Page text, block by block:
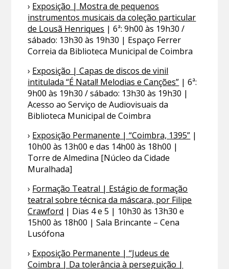
› Exposição | Mostra de pequenos
instrumentos musicais da coleção particular
de Lousã Henriques | 6ª: 9h00 às 19h30 /
sábado: 13h30 às 19h30 | Espaço Ferrer
Correia da Biblioteca Municipal de Coimbra
› Exposição | Capas de discos de vinil
intitulada “É Natal! Melodias e Canções” | 6ª:
9h00 às 19h30 / sábado: 13h30 às 19h30 |
Acesso ao Serviço de Audiovisuais da
Biblioteca Municipal de Coimbra
› Exposição Permanente | “Coimbra, 1395” |
10h00 às 13h00 e das 14h00 às 18h00 |
Torre de Almedina [Núcleo da Cidade
Muralhada]
› Formação Teatral | Estágio de formação
teatral sobre técnica da máscara, por Filipe
Crawford | Dias 4 e 5 | 10h30 às 13h30 e
15h00 às 18h00 | Sala Brincante – Cena
Lusófona
› Exposição Permanente | “Judeus de
Coimbra | Da tolerância à perseguição |